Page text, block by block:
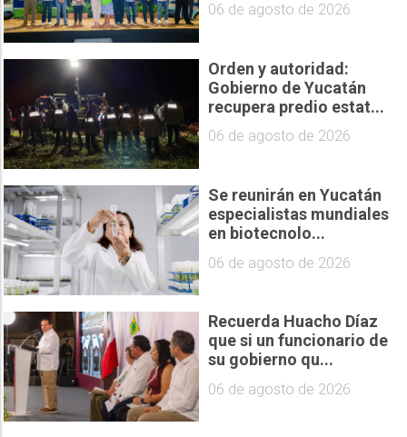
06 de agosto de 2026
Orden y autoridad:
Gobierno de Yucatán
recupera predio estat...
06 de agosto de 2026
Se reunirán en Yucatán
especialistas mundiales
en biotecnolo...
06 de agosto de 2026
Recuerda Huacho Díaz
que si un funcionario de
su gobierno qu...
06 de agosto de 2026